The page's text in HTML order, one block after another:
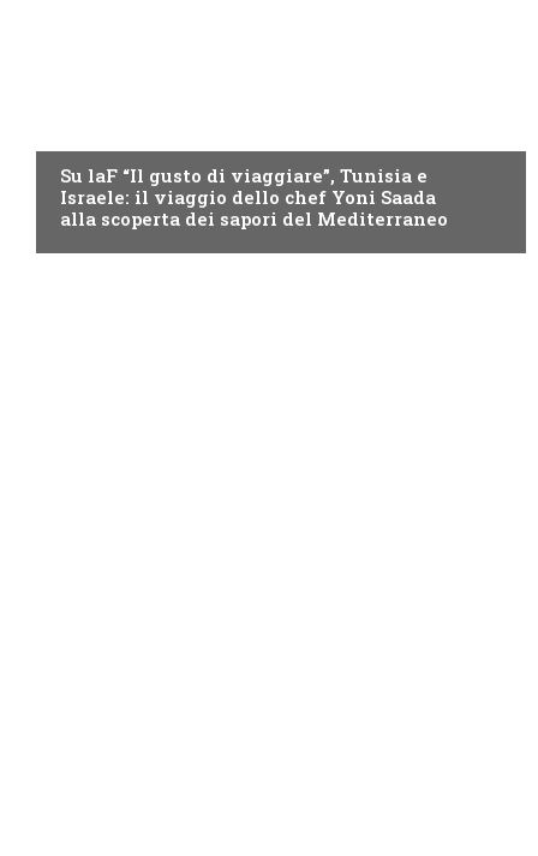
Su laF “Il gusto di viaggiare”, Tunisia e
Israele: il viaggio dello chef Yoni Saada
alla scoperta dei sapori del Mediterraneo